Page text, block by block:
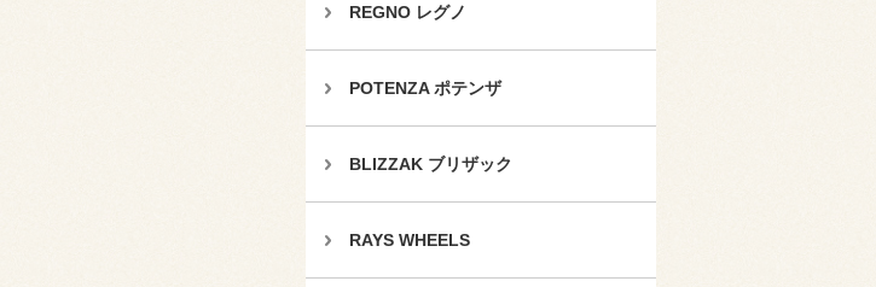
REGNO レグノ
POTENZA ポテンザ
BLIZZAK ブリザック
RAYS WHEELS